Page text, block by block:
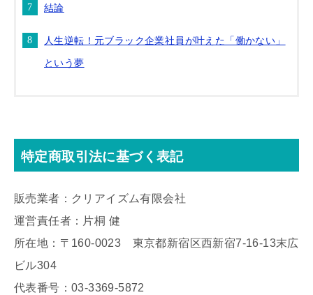
結論
人生逆転！元ブラック企業社員が叶えた「働かない」
という夢
特定商取引法に基づく表記
販売業者：クリアイズム有限会社
運営責任者：片桐 健
所在地：〒160-0023 東京都新宿区西新宿7-16-13末広
ビル304
代表番号：03-3369-5872